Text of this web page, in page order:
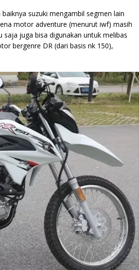
suzuki mengambil segmen lain
motor adventure (menurut iwf) masih
juga bisa digunakan untuk melibas
bergenre DR (dari basis nk 150),